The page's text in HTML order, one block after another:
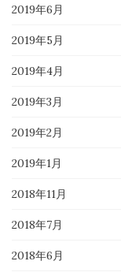
2019年6月
2019年5月
2019年4月
2019年3月
2019年2月
2019年1月
2018年11月
2018年7月
2018年6月